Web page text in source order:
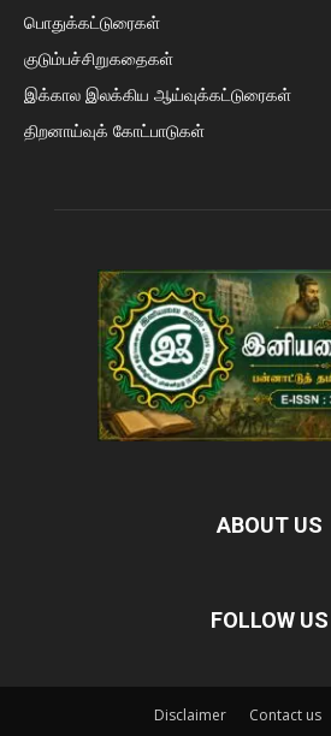
பொதுக்கட்டுரைகள்
குடும்பச்சிறுகதைகள்
இக்கால இலக்கிய ஆய்வுக்கட்டுரைகள்
திறனாய்வுக் கோட்பாடுகள்
ABOUT US
FOLLOW US
Disclaimer Contact us